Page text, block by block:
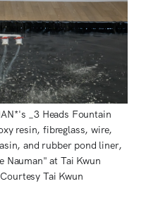
_3 Heads Fountain
resin, fibreglass, wire,
and rubber pond liner,
Nauman" at Tai Kwun
Tai Kwun